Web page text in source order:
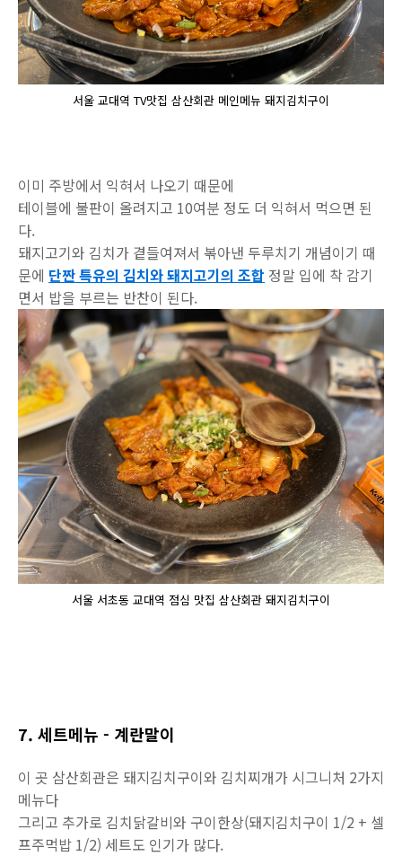
서울 교대역 TV맛집 삼산회관 메인메뉴 돼지김치구이
이미 주방에서 익혀서 나오기 때문에
테이블에 불판이 올려지고 10여분 정도 더 익혀서 먹으면 된
다.
돼지고기와 김치가 곁들여져서 볶아낸 두루치기 개념이기 때
문에 단짠 특유의 김치와 돼지고기의 조합 정말 입에 착 감기
면서 밥을 부르는 반찬이 된다.
서울 서초동 교대역 점심 맛집 삼산회관 돼지김치구이
7. 세트메뉴 - 계란말이
이 곳 삼산회관은 돼지김치구이와 김치찌개가 시그니처 2가지
메뉴다
그리고 추가로 김치닭갈비와 구이한상(돼지김치구이 1/2 + 셀
프주먹밥 1/2) 세트도 인기가 많다.